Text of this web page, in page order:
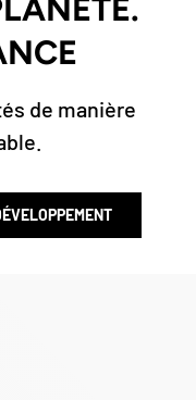
de manière